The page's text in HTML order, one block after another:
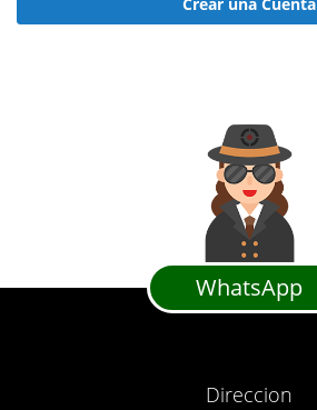
WhatsApp
Direccion